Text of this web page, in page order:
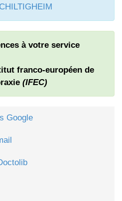
à votre service
franco-européen de
(IFEC)
Google